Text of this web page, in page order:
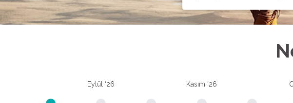
Eylül ‘26 Kasım ‘26